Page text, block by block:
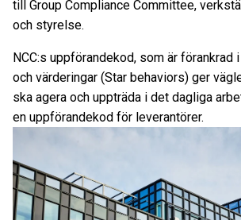
till Group Compliance Committee,
och styrelse.
NCC:s uppförandekod, som är förankrad
och värderingar (Star behaviors) ger
ska agera och uppträda i det dagliga
en uppförandekod för leverantörer.